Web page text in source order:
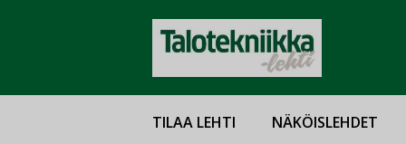
TILAA LEHTI NÄKÖISLEHDET